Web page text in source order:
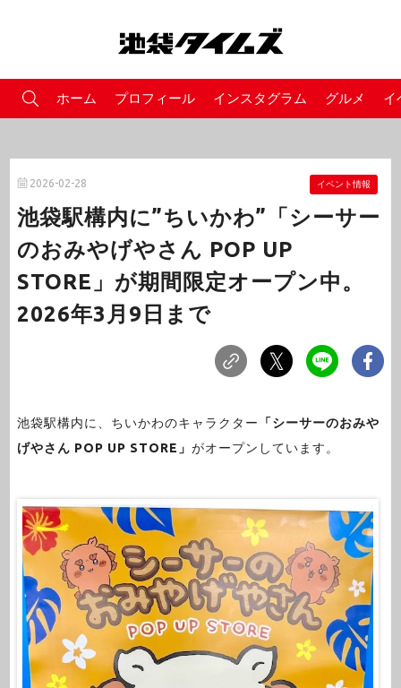
ホーム プロフィール インスタグラム グルメ イ
2026-02-28 イベント情報
池袋駅構内に”ちいかわ”「シーサー
のおみやげやさん POP UP
STORE」が期間限定オープン中。
2026年3月9日まで
池袋駅構内に、ちいかわのキャラクター
「シーサーのおみや
げやさん POP UP STORE」 がオープンしています。